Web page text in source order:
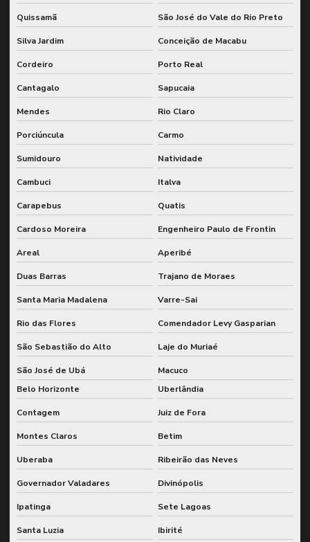
Inspeção de sistemas de engrenagem para fábricas
Inspeção de sistemas de engrenagem em moinhos
Inspeção de sistemas de engrenamento de moinhos industriais
Inspeção de sistemas de rotação e engrenagem
Inspeção de sistemas rotativos e de engrenagem
Inspeção de sistemas de transmissão em moinhos
Inspeção de solda n1
Inspeção de soldagem
Inspeção de soldas
Inspeção por ultrassom em estruturas metálicas
Inspeção vasos de pressão nr13
Lubrificação industrial
Manutenção classe mundial wcm gfman
Manutenção preditiva de engrenagens industriais
Manutenção preventiva e preditiva com sap
Metodologia de grandes paradas
Quissamã São José do Vale do Rio Preto
Silva Jardim Conceição de Macabu
Cordeiro Porto Real
Cantagalo Sapucaia
Mendes Rio Claro
Porciúncula Carmo
Sumidouro Natividade
Cambuci Italva
Carapebus Quatis
Cardoso Moreira Engenheiro Paulo de Frontin
Areal Aperibé
Duas Barras Trajano de Moraes
Santa Maria Madalena Varre-Sai
Rio das Flores Comendador Levy Gasparian
São Sebastião do Alto Laje do Muriaé
São José de Ubá
Macuco
Belo Horizonte
Uberlândia
Contagem Juiz de Fora
Montes Claros Betim
Uberaba Ribeirão das Neves
Governador Valadares Divinópolis
Ipatinga Sete Lagoas
Santa Luzia Ibirité